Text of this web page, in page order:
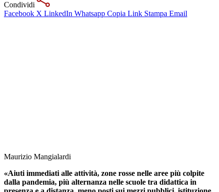
Condividi
Facebook X LinkedIn Whatsapp Copia Link Stampa Email
Maurizio Mangialardi
«Aiuti immediati alle attività, zone rosse nelle aree più colpite
dalla pandemia, più alternanza nelle scuole tra didattica in